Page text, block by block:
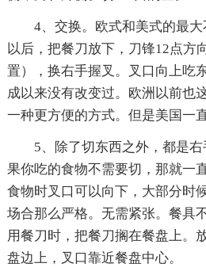
4、交换。欧式和美式的最大
以后，把餐刀放下，刀锋12点方
置），换右手握叉。叉口向上吃
成以来没有改变过。欧洲以前也
一种更方便的方式。但是美国一
5、除了切东西之外，都是右
果你吃的食物不需要切，那就一
食物时叉口可以向下，大部分时
场合那么严格。无需紧张。餐具
用餐刀时，把餐刀搁在餐盘上。
盘边上，叉口靠近餐盘中心。